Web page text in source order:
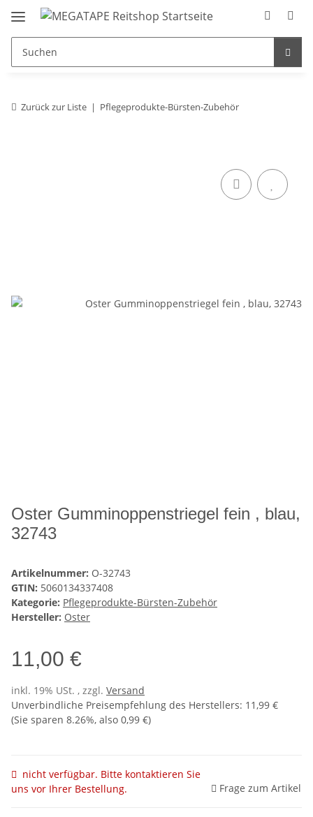
Zurück zur Liste Pflegeprodukte-Bürsten-Zubehör
Oster Gumminoppenstriegel fein , blau,
32743
Artikelnummer: O-32743
GTIN: 5060134337408
Kategorie: Pflegeprodukte-Bürsten-Zubehör
Hersteller: Oster
11,00 €
inkl. 19% USt. , zzgl. Versand
Unverbindliche Preisempfehlung des Herstellers: 11,99 €
(Sie sparen 8.26%, also 0,99 €)
nicht verfügbar. Bitte kontaktieren Sie
uns vor Ihrer Bestellung.
Frage zum Artikel